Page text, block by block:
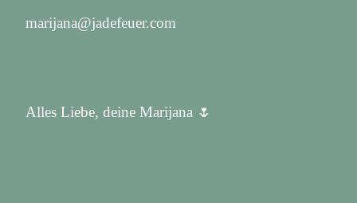
marijana@jadefeuer.com
Alles Liebe, deine Marijana 🌷